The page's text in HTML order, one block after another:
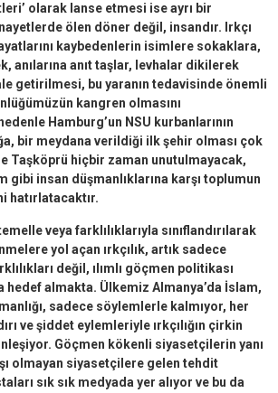
olarak lanse etmesi ise ayrı bir
ölen döner değil, insandır. Irkçı
kaybedenlerin isimlere sokaklara,
anılarına anıt taşlar, levhalar dikilerek
getirilmesi, bu yaranın tedavisinde önemli
kangren olmasını
Hamburg’un NSU kurbanlarının
bir meydana verildiği ilk şehir olması çok
Taşköprü hiçbir zaman unutulmayacak,
gibi insan düşmanlıklarına karşı toplumun
hatırlatacaktır.
veya farklılıklarıyla sınıflandırılarak
yol açan ırkçılık, artık sadece
değil, ılımlı göçmen politikası
hedef almakta. Ülkemiz Almanya’da İslam,
sadece söylemlerle kalmıyor, her
ve şiddet eylemleriyle ırkçılığın çirkin
Göçmen kökenli siyasetçilerin yanı
olmayan siyasetçilere gelen tehdit
sık sık medyada yer alıyor ve bu da